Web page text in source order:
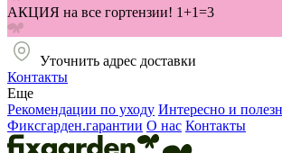
АКЦИЯ на все гортензии! 1+1=3
Уточнить адрес доставки
Контакты
Еще
Рекомендации по уходу Интересно и
Фиксгарден.гарантии О нас Контакты